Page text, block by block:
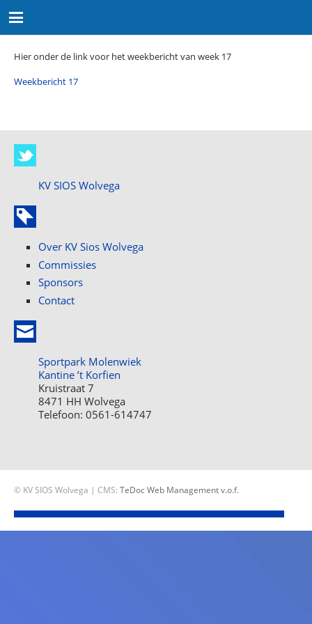
Hier onder de link voor het weekbericht van week 17
Weekbericht 17
KV SIOS Wolvega
Over KV Sios Wolvega
Commissies
Sponsors
Contact
Sportpark Molenwiek
Kantine ’t Korfien
Kruistraat 7
8471 HH Wolvega
Telefoon: 0561-614747
© KV SIOS Wolvega | CMS: TeDoc Web Management v.o.f.